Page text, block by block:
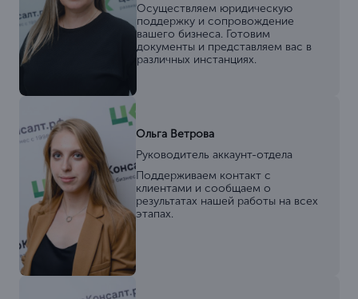
Осуществляем юридическую
поддержку и сопровождение
вашего бизнеса. Готовим
документы и представляем вас в
различных инстанциях.
Ольга Ветрова
Руководитель аккаунт-отдела
Поддерживаем контакт с
клиентами и сообщаем о
результатах нашей работы на всех
этапах.